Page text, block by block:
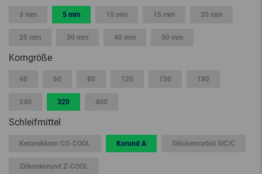
3 mm 5 mm 10 mm 15 mm 20 mm
25 mm 30 mm 40 mm 50 mm
Korngröße
40 60 80 120 150 180
240 320 400
Schleifmittel
Keramikkorn CO-COOL Korund A Siliciumcarbid SiC/C
Zirkonkorund Z-COOL